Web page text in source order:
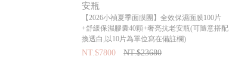
安瓶
【2026小禎夏季面膜團】全效保濕面膜100片
+舒緩保濕膠囊40顆+奢亮抗老安瓶(可隨意搭配
換透白,以10片為單位寫在備註欄)
NT.$7800 NT.$23680